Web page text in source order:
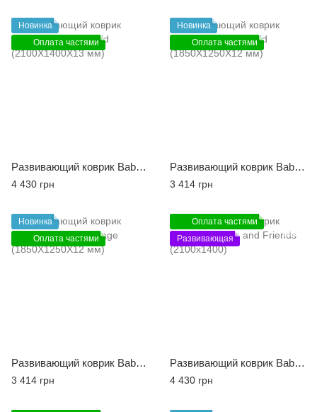
Новинка
Оплата частями
Развивающий коврик Babycare Story World (2100X1400X13 мм)
4 430 грн
Новинка
Оплата частями
Развивающий коврик Babycare Story World (1850X1250X12 мм)
3 414 грн
Новинка
Оплата частями
Развивающий коврик Babycare Happy Village (1850X1250X12 мм)
3 414 грн
Оплата частями
Развивающая
Развивающий коврик Babycare Pinco and Friends (2100х1400)
4 430 грн